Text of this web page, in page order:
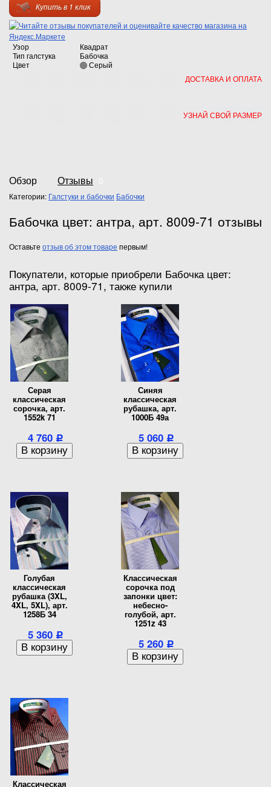
Купить в 1 клик
Узор
Квадрат
Тип галстука
Бабочка
Цвет
Серый
ДОСТАВКА И ОПЛАТА
УЗНАЙ СВОЙ РАЗМЕР
Обзор Отзывы
Категории: Галстуки и бабочки Бабочки
Бабочка цвет: антра, арт. 8009-71 отзывы
Оставьте отзыв об этом товаре первым!
Покупатели, которые приобрели Бабочка цвет:
антра, арт. 8009-71, также купили
Серая
классическая
сорочка, арт.
1552k 71
4 760 Р
Синяя
классическая
рубашка, арт.
1000Б 49а
5 060 Р
Голубая
классическая
рубашка (3XL,
4XL, 5XL), арт.
1258Б 34
5 360 Р
Классическая
сорочка под
запонки цвет:
небесно-
голубой, арт.
1251z 43
5 260 Р
Классическая